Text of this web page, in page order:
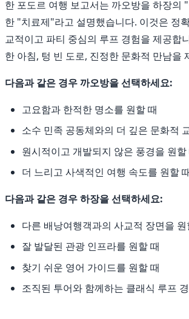
한 포도르 여행 보고서는 까오방을 하장의
한 "치료제"라고 설명했습니다. 이것은 정
교적이고 파티 중심의 루프 경험을 제공합
한 아침, 텅 빈 도로, 진정한 문화적 만남을
다음과 같은 경우 까오방을 선택하세요:
고요함과 한적한 명소를 원할 때
소수 민족 공동체와의 더 깊은 문화적
원시적이고 개발되지 않은 풍경을 원할
더 느리고 사색적인 여행 속도를 원할
다음과 같은 경우 하장을 선택하세요:
다른 배낭여행객과의 사교적 장면을 원
잘 발달된 관광 인프라를 원할 때
찾기 쉬운 영어 가이드를 원할 때
조직된 투어와 함께하는 클래식 루프